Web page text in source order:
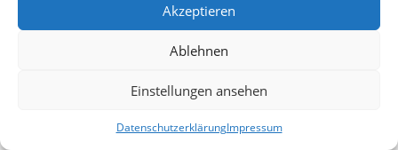
Akzeptieren
Ablehnen
Einstellungen ansehen
DatenschutzerklärungImpressum
Copyright © 2026 taweco Werbung